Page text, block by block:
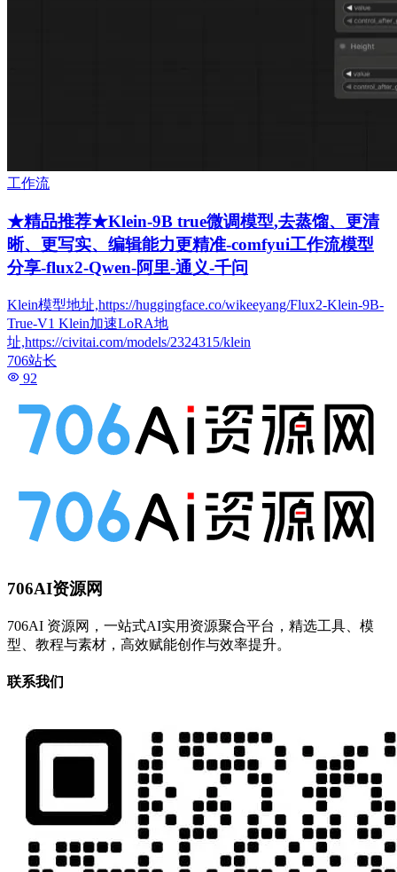
工作流
★精品推荐★Klein-9B true微调模型,去蒸馏、更清
晰、更写实、编辑能力更精准-comfyui工作流模型
分享-flux2-Qwen-阿里-通义-千问
Klein模型地址,https://huggingface.co/wikeeyang/Flux2-Klein-9B-
True-V1 Klein加速LoRA地
址,https://civitai.com/models/2324315/klein
706站长
92
706AI资源网
706AI 资源网，一站式AI实用资源聚合平台，精选工具、模
型、教程与素材，高效赋能创作与效率提升。
联系我们